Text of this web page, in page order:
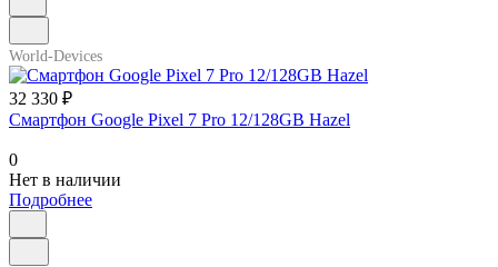
World-Devices
32 330 ₽
Смартфон Google Pixel 7 Pro 12/128GB Hazel
0
Нет в наличии
Подробнее